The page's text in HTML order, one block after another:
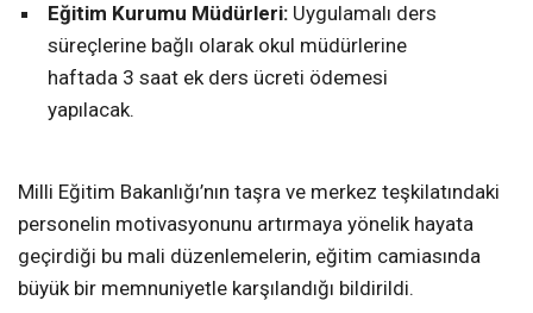
Eğitim Kurumu Müdürleri: Uygulamalı ders
süreçlerine bağlı olarak okul müdürlerine
haftada 3 saat ek ders ücreti ödemesi
yapılacak.
Milli Eğitim Bakanlığı’nın taşra ve merkez teşkilatındaki
personelin motivasyonunu artırmaya yönelik hayata
geçirdiği bu mali düzenlemelerin, eğitim camiasında
büyük bir memnuniyetle karşılandığı bildirildi.